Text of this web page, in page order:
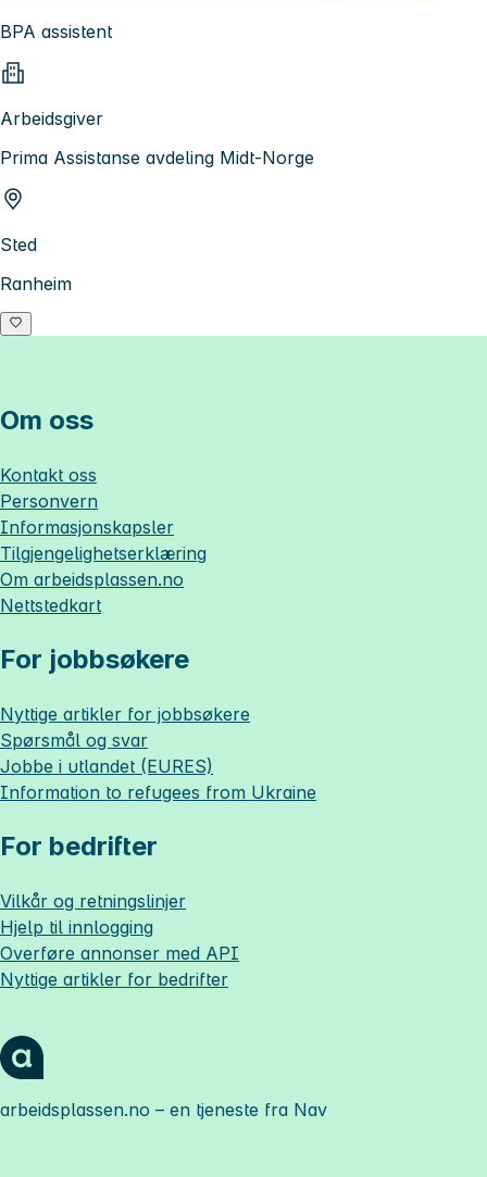
BPA assistent
Arbeidsgiver
Prima Assistanse avdeling Midt-Norge
Sted
Ranheim
Om oss
Kontakt oss
Personvern
Informasjonskapsler
Tilgjengelighetserklæring
Om arbeidsplassen.no
Nettstedkart
For jobbsøkere
Nyttige artikler for jobbsøkere
Spørsmål og svar
Jobbe i utlandet (EURES)
Information to refugees from Ukraine
For bedrifter
Vilkår og retningslinjer
Hjelp til innlogging
Overføre annonser med API
Nyttige artikler for bedrifter
arbeidsplassen.no – en tjeneste fra Nav